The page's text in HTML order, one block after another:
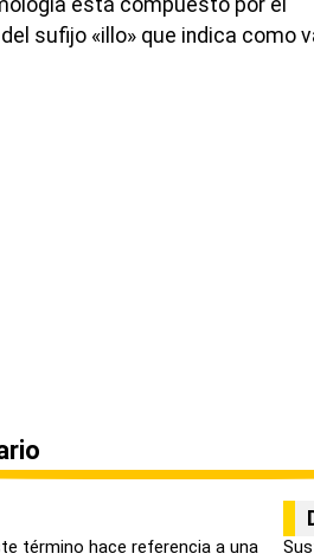
está compuesto por el
sufijo «illo» que indica como
término hace referencia a una